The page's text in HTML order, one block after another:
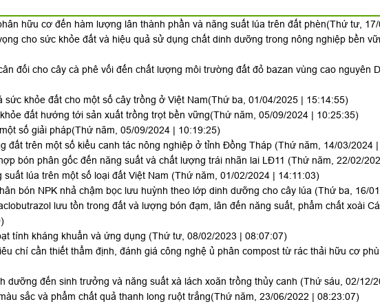
hữu cơ đến hàm lượng lân thành phần và năng suất lúa trên đất phèn(Thứ tư,
cho sức khỏe đất và hiệu quả sử dụng chất dinh dưỡng trong nông nghiệp bền
đối cho cây cà phê vối đến chất lượng môi trường đất đỏ bazan vùng cao nguyên
khỏe đất cho một số cây trồng ở Việt Nam(Thứ ba, 01/04/2025 | 15:14:55)
đất hướng tới sản xuất trồng trọt bền vững(Thứ năm, 05/09/2024 | 10:25:35)
số giải pháp(Thứ năm, 05/09/2024 | 10:19:25)
đất trên một số kiểu canh tác nông nghiệp ở tỉnh Đồng Tháp (Thứ năm, 14/03/2024
bón phân gốc đến năng suất và chất lượng trái nhãn lai LĐ11 (Thứ năm, 22/02/
lúa trên một số loại đất Việt Nam (Thứ năm, 01/02/2024 | 14:11:03)
bón NPK nhả chậm bọc lưu huỳnh theo lớp dinh dưỡng cho cây lúa (Thứ ba, 16/
lưu tồn trong đất và lượng bón đạm, lân đến năng suất, phẩm chất xoài
tính kháng khuẩn và ứng dụng (Thứ tư, 08/02/2023 | 08:07:07)
chí cần thiết thẩm định, đánh giá công nghệ ủ phân compost từ rác thải hữu cơ
dưỡng đến sinh trưởng và năng suất xà lách xoăn trồng thủy canh (Thứ sáu, 02/12/
sắc và phẩm chất quả thanh long ruột trắng(Thứ năm, 23/06/2022 | 08:23:07)